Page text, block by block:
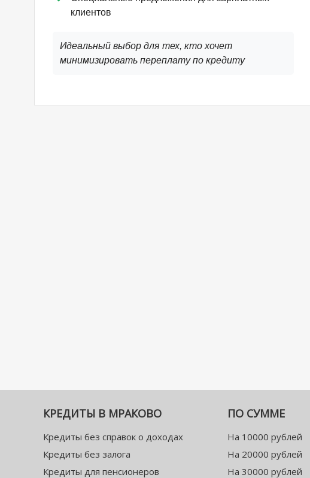
клиентов
Идеальный выбор для тех, кто хочет
минимизировать переплату по кредиту
КРЕДИТЫ В МРАКОВО
Кредиты без справок о доходах
Кредиты без залога
Кредиты для пенсионеров
ПО СУММЕ
На 10000 рублей
На 20000 рублей
На 30000 рублей